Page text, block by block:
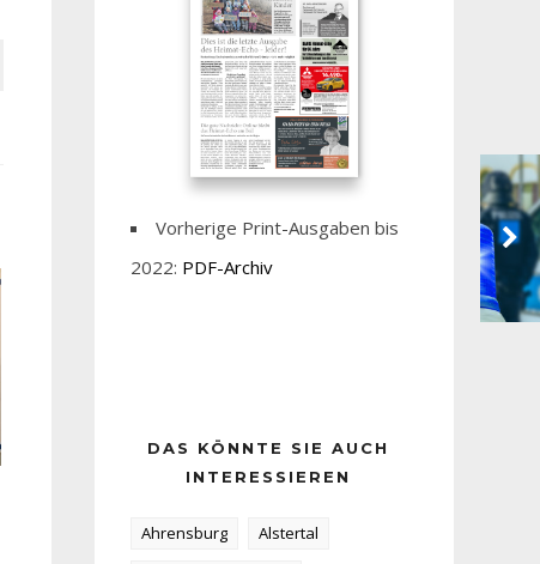
Vorherige Print-Ausgaben bis
2022: PDF-Archiv
DAS KÖNNTE SIE AUCH
INTERESSIEREN
Ahrensburg
Alstertal